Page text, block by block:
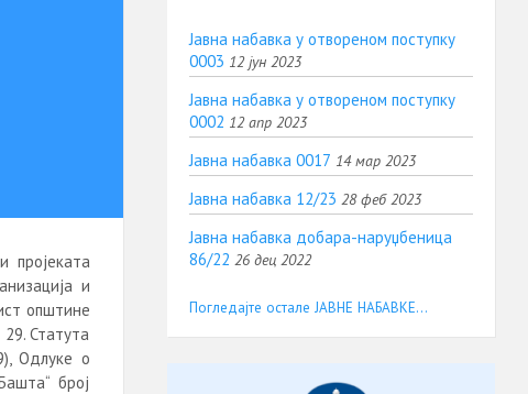
пројеката
и
општине
Статута
Одлуке о
број
Јавна набавка у отвореном поступку
0003 12 јун 2023
Јавна набавка у отвореном поступку
0002 12 апр 2023
Јавна набавка 0017 14 мар 2023
Јавна набавка 12/23 28 феб 2023
Јавна набавка добара-наруџбеница
86/22 26 дец 2022
Погледајте остале ЈАВНЕ НАБАВКЕ...